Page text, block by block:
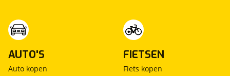
AUTO'S
Auto kopen
FIETSEN
Fiets kopen